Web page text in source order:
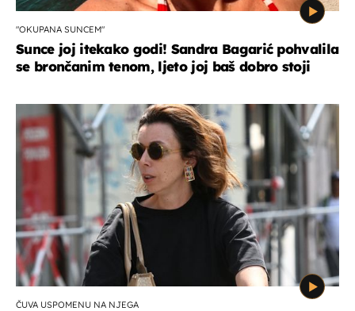
"OKUPANA SUNCEM"
Sunce joj itekako godi! Sandra Bagarić pohvalila
se brončanim tenom, ljeto joj baš dobro stoji
ČUVA USPOMENU NA NJEGA